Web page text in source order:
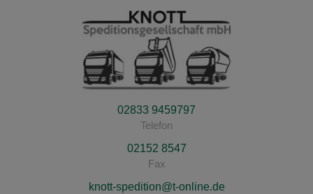
02833 9459797
Telefon
02152 8547
Fax
knott-spedition@t-online.de